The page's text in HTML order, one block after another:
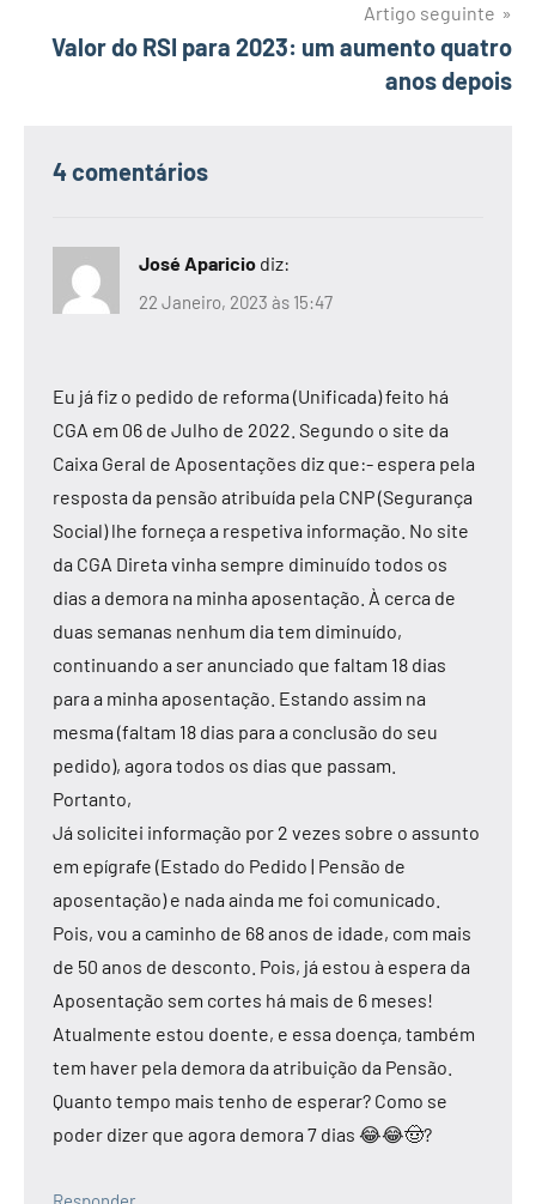
Artigo seguinte
Valor do RSI para 2023: um aumento quatro
anos depois
4 comentários
José Aparicio diz:
22 Janeiro, 2023 às 15:47
Eu já fiz o pedido de reforma (Unificada) feito há
CGA em 06 de Julho de 2022. Segundo o site da
Caixa Geral de Aposentações diz que:- espera pela
resposta da pensão atribuída pela CNP (Segurança
Social) lhe forneça a respetiva informação. No site
da CGA Direta vinha sempre diminuído todos os
dias a demora na minha aposentação. À cerca de
duas semanas nenhum dia tem diminuído,
continuando a ser anunciado que faltam 18 dias
para a minha aposentação. Estando assim na
mesma (faltam 18 dias para a conclusão do seu
pedido), agora todos os dias que passam.
Portanto,
Já solicitei informação por 2 vezes sobre o assunto
em epígrafe (Estado do Pedido | Pensão de
aposentação) e nada ainda me foi comunicado.
Pois, vou a caminho de 68 anos de idade, com mais
de 50 anos de desconto. Pois, já estou à espera da
Aposentação sem cortes há mais de 6 meses!
Atualmente estou doente, e essa doença, também
tem haver pela demora da atribuição da Pensão.
Quanto tempo mais tenho de esperar? Como se
poder dizer que agora demora 7 dias 😂😂🤠?